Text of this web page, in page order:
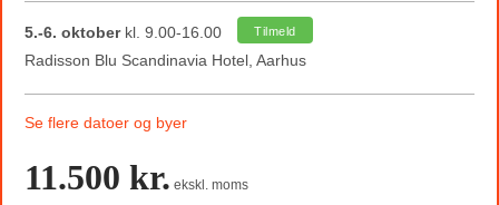
5.-6. oktoberkl. 9.00-16.00 Tilmeld
Radisson Blu Scandinavia Hotel, Aarhus
Se flere datoer og byer
11.500 kr. ekskl. moms